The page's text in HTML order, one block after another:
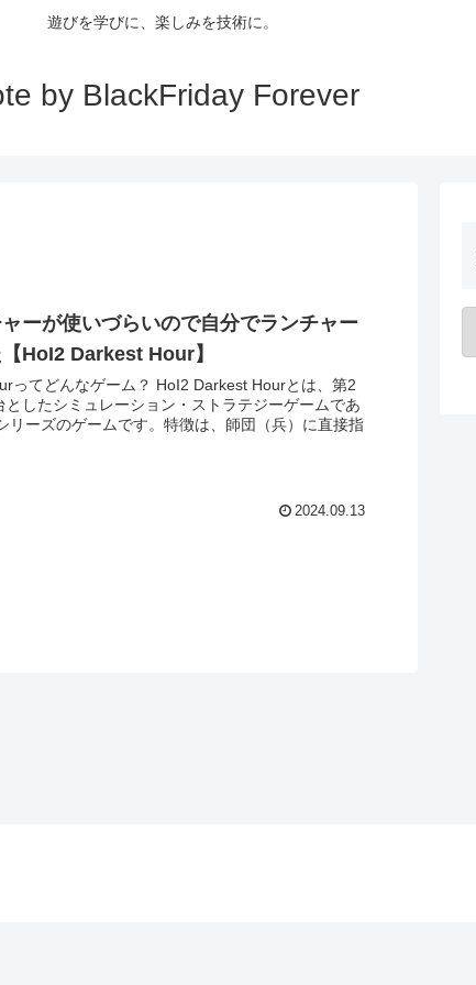
遊びを学びに、楽しみを技術に。
by BlackFriday Forever
ーが使いづらいので自分でランチャー
HoI2 Darkest Hour】
ってどんなゲーム？ HoI2 Darkest Hourとは、第2
としたシミュレーション・ストラテジーゲームであ
リーズのゲームです。特徴は、師団（兵）に直接指
2024.09.13